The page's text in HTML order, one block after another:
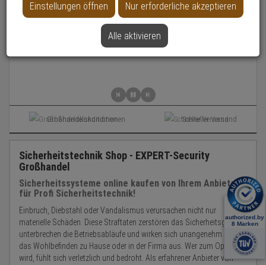
Großhandelskonditionen Schneller Versand
Sicherheitstechnik Shop - EXPERT-Security
Großhandel
Sicherheitssysteme online kaufen von Ihrem Anbieter
für Profi Sicherheitstechnik!
Einbruch, Diebstahl oder Vandalismus verursachen nicht nur
materielle Schäden. Diese Straftaten zerstören das Sicherheitsgefühl,
unterbrechen die Betriebsabläufe und wirken sich unangenehm auf
das Wohlbefinden zu Hause oder in der Firma aus. Wer zum Opfer
wird, fühlt sich verletzlich und bedroht. Als erfahrener Anbieter von
Einstellungen öffnen Nur erforderliche akzeptieren
Alle aktivieren